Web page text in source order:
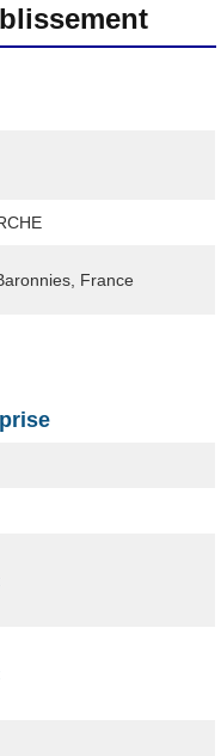
France